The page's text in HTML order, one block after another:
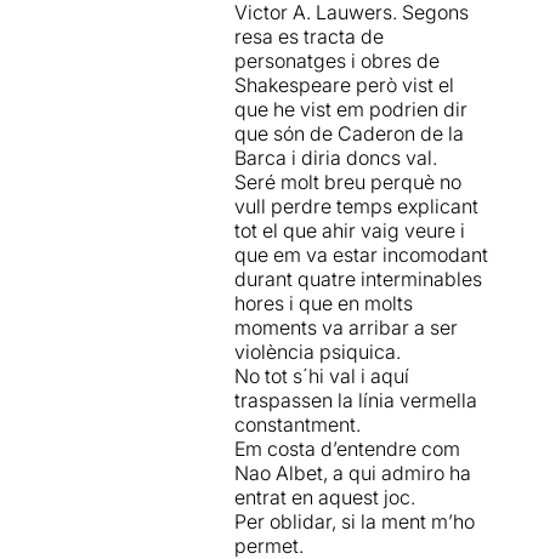
Victor A. Lauwers. Segons
resa es tracta de
personatges i obres de
Shakespeare però vist el
que he vist em podrien dir
que són de Caderon de la
Barca i diria doncs val.
Seré molt breu perquè no
vull perdre temps explicant
tot el que ahir vaig veure i
que em va estar incomodant
durant quatre interminables
hores i que en molts
moments va arribar a ser
violència psiquica.
No tot s´hi val i aquí
traspassen la línia vermella
constantment.
Em costa d’entendre com
Nao Albet, a qui admiro ha
entrat en aquest joc.
Per oblidar, si la ment m’ho
permet.